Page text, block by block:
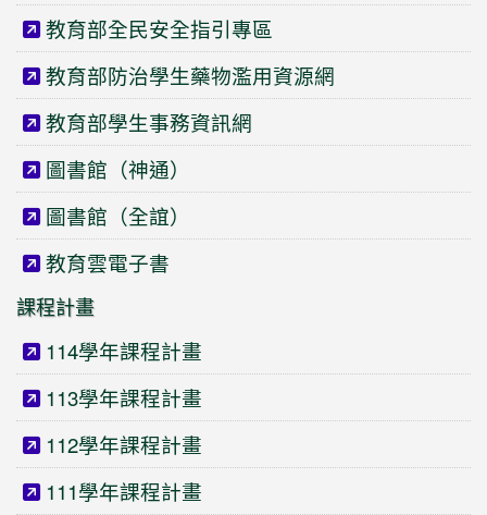
教育部全民安全指引專區
教育部防治學生藥物濫用資源網
教育部學生事務資訊網
圖書館（神通）
圖書館（全誼）
教育雲電子書
課程計畫
114學年課程計畫
113學年課程計畫
112學年課程計畫
111學年課程計畫